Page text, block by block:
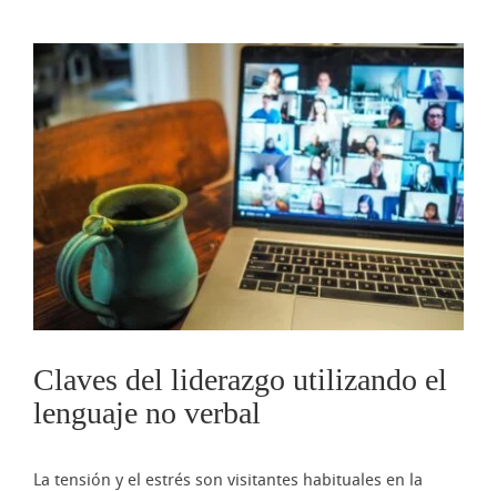
Ver
imagen
más
grande
Claves del liderazgo utilizando el
lenguaje no verbal
La tensión y el estrés son visitantes habituales en la